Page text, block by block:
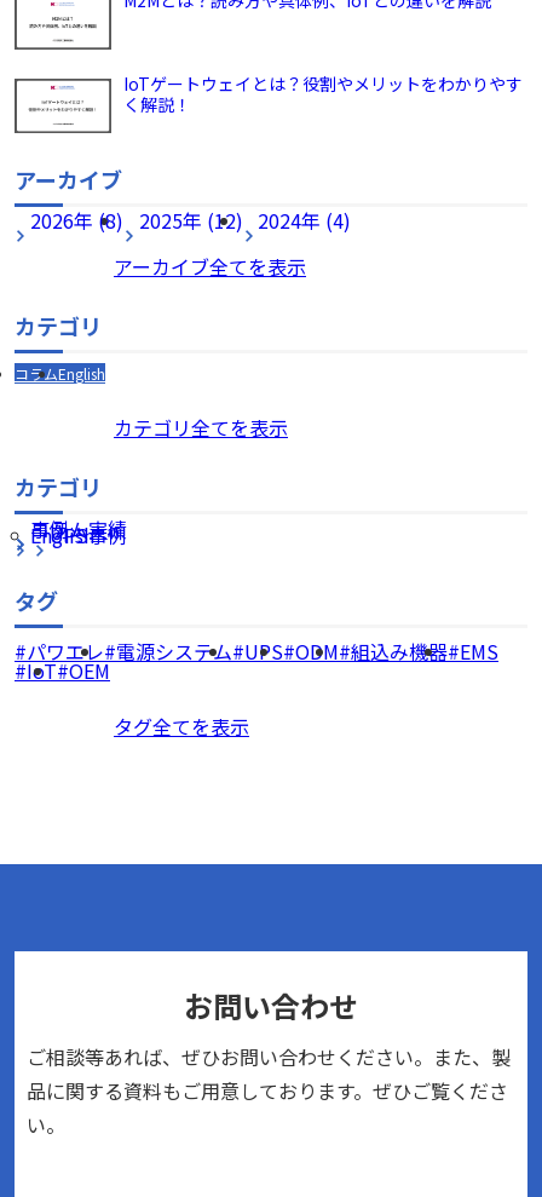
IoTゲートウェイとは？役割やメリットをわかりやす
く解説！
アーカイブ
2026年 (8) 2025年 (12) 2024年 (4)
アーカイブ全てを表示
カテゴリ
コラムEnglish
カテゴリ全てを表示
カテゴリ
コラム
事例・実績
UPS事例
English
タグ
パワエレ 電源システム UPS ODM 組込み機器 EMS
IoT OEM
タグ全てを表示
お問い合わせ
ご相談等あれば、ぜひお問い合わせください。また、製
品に関する資料もご用意しております。ぜひご覧くださ
い。